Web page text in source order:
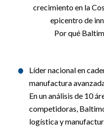
crecimiento en la
epicentro de
Por qué
Líder nacional en
manufactura
En un análisis de 10
competidoras,
logística y